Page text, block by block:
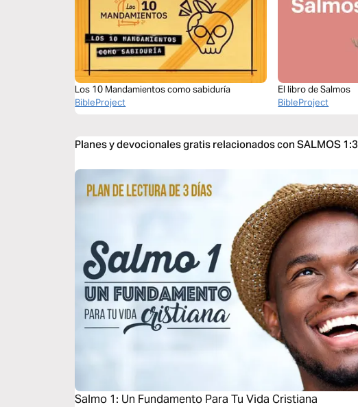
Los 10 Mandamientos como sabiduría
BibleProject
El libro de Salmos
BibleProject
Planes y devocionales gratis relacionados con SALMOS 1:3
Salmo 1: Un Fundamento Para Tu Vida Cristiana